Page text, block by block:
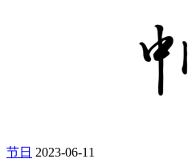
节日 2023-06-11